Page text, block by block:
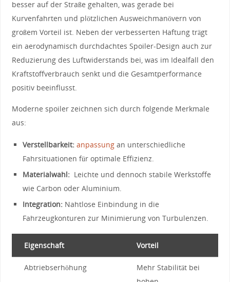
⁣besser auf der Straße gehalten, was‍ gerade ⁤bei
Kurvenfahrten und ⁤plötzlichen Ausweichmanövern von
großem Vorteil ist.​ Neben der verbesserten Haftung trägt
ein aerodynamisch durchdachtes‍ Spoiler-Design auch ‍zur
Reduzierung‍ des Luftwiderstands bei, was im Idealfall den
Kraftstoffverbrauch⁤ senkt und die⁤ Gesamtperformance
positiv‌ beeinflusst.
Moderne​ spoiler zeichnen sich‍ durch folgende Merkmale​
aus:
Verstellbarkeit: anpassung an⁤ unterschiedliche
Fahrsituationen‌ für optimale Effizienz.
Materialwahl: ⁤ Leichte und dennoch ⁤stabile Werkstoffe
wie Carbon oder Aluminium.
Integration: ⁣Nahtlose Einbindung in die
Fahrzeugkonturen zur Minimierung von ⁣Turbulenzen.
Eigenschaft Vorteil
Abtriebserhöhung
Mehr Stabilität bei‍